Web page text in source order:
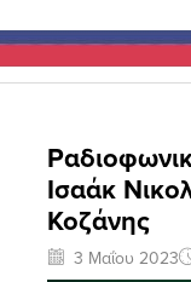
Ισαάκ
Κοζάνης
3 Μαΐου 2023